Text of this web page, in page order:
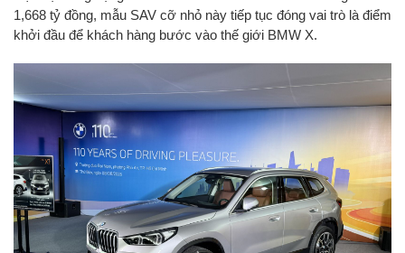
1,668 tỷ đồng, mẫu SAV cỡ nhỏ này tiếp tục đóng vai trò là điểm
khởi đầu để khách hàng bước vào thế giới BMW X.